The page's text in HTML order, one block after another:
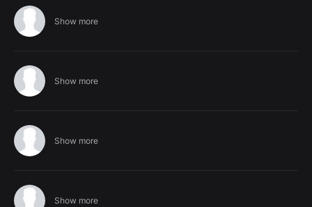
Show more
Show more
Show more
Show more